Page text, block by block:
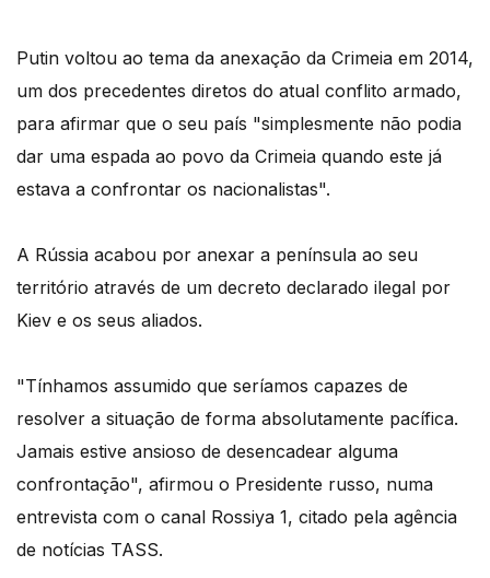
Putin voltou ao tema da anexação da Crimeia em 2014,
um dos precedentes diretos do atual conflito armado,
para afirmar que o seu país "simplesmente não podia
dar uma espada ao povo da Crimeia quando este já
estava a confrontar os nacionalistas".
A Rússia acabou por anexar a península ao seu
território através de um decreto declarado ilegal por
Kiev e os seus aliados.
"Tínhamos assumido que seríamos capazes de
resolver a situação de forma absolutamente pacífica.
Jamais estive ansioso de desencadear alguma
confrontação", afirmou o Presidente russo, numa
entrevista com o canal Rossiya 1, citado pela agência
de notícias TASS.